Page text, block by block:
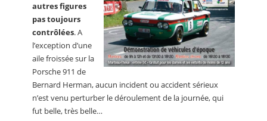
autres figures
pas toujours
contrôlées. A
l’exception d’une
aile froissée sur la
Porsche 911 de
Bernard Herman, aucun incident ou accident sérieux
n’est venu perturber le déroulement de la journée, qui
fut belle, très belle…